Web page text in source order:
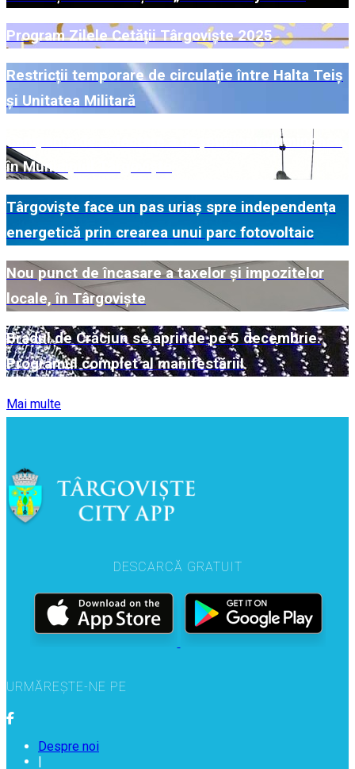
Program Zilele Cetății Târgoviște 2025
Restricții temporare de circulație între Halta Teiș
și Unitatea Militară
Campanie de colectare a deșeurilor voluminoase
în Municipiul Târgoviște
Târgoviște face un pas uriaș spre independența
energetică prin crearea unui parc fotovoltaic
Nou punct de încasare a taxelor și impozitelor
locale, în Târgoviște
Bradul de Crăciun se aprinde pe 5 decembrie.
Programul complet al manifestării!
Mai multe
DESCARCĂ GRATUIT
URMĂREȘTE-NE PE
Despre noi